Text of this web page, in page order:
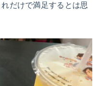
だけで満足するとは思